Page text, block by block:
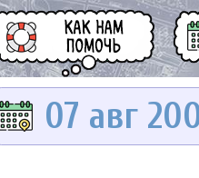
07 авг